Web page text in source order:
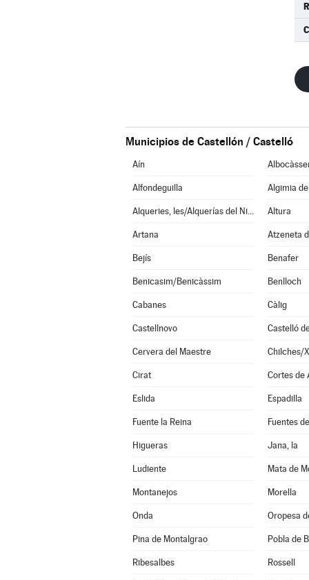
Municipios de Castellón / Castelló
Aín
Alfondeguilla Algimia
Alqueries, les/Alquerías del Niño Perdido Altura
Artana Atzeneta
Bejís Benafer
Benicasim/Benicàssim Benlloch
Cabanes Càlig
Castellnovo Castelló
Cervera del Maestre Chilches/
Cirat Cortes de
Eslida Espadilla
Fuente la Reina Fuentes
Higueras Jana, la
Ludiente Mata de
Montanejos Morella
Onda Oropesa
Pina de Montalgrao Pobla de
Ribesalbes Rossell